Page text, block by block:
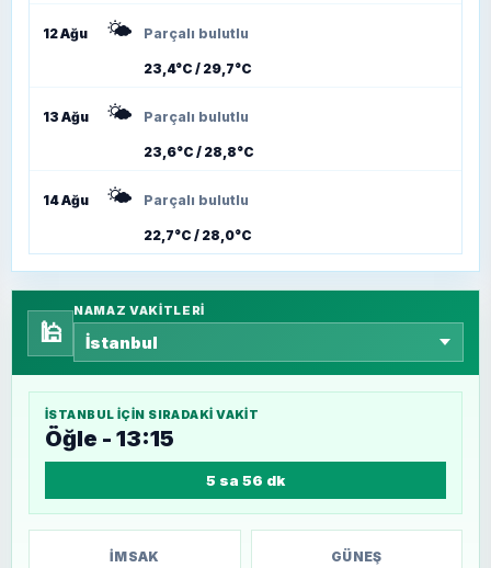
12 Ağu 🌤️ Parçalı bulutlu
23,4°C / 29,7°C
13 Ağu 🌤️ Parçalı bulutlu
23,6°C / 28,8°C
14 Ağu 🌤️ Parçalı bulutlu
22,7°C / 28,0°C
🕌
NAMAZ VAKITLERI
İSTANBUL IÇIN SIRADAKI VAKIT
Öğle - 13:15
5 sa 56 dk
İMSAK GÜNEŞ